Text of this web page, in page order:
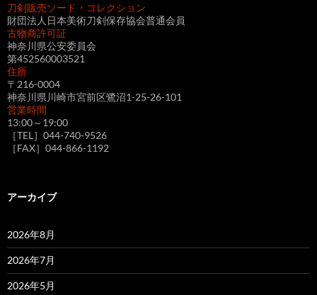
刀剣販売ソード・コレクション
財団法人日本美術刀剣保存協会普通会員
古物商許可証
神奈川県公安委員会
第452560003521
住所
〒216-0004
神奈川県川崎市宮前区鷺沼1-25-26-101
営業時間
13:00～19:00
［TEL］044-740-9526
［FAX］044-866-1192
アーカイブ
2026年8月
2026年7月
2026年5月